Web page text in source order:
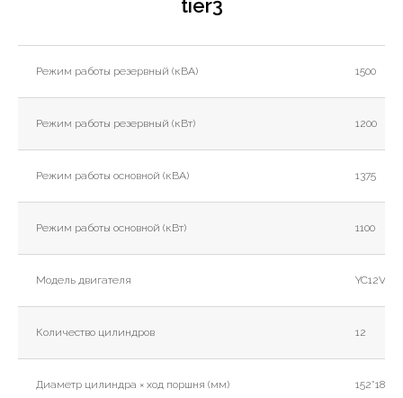
tier3
Режим работы резервный (кВА) 1500
Режим работы резервный (кВт) 1200
Режим работы основной (кВА) 1375
Режим работы основной (кВт) 1100
Модель двигателя
Количество цилиндров 12
Диаметр цилиндра × ход поршня (мм) 152*180